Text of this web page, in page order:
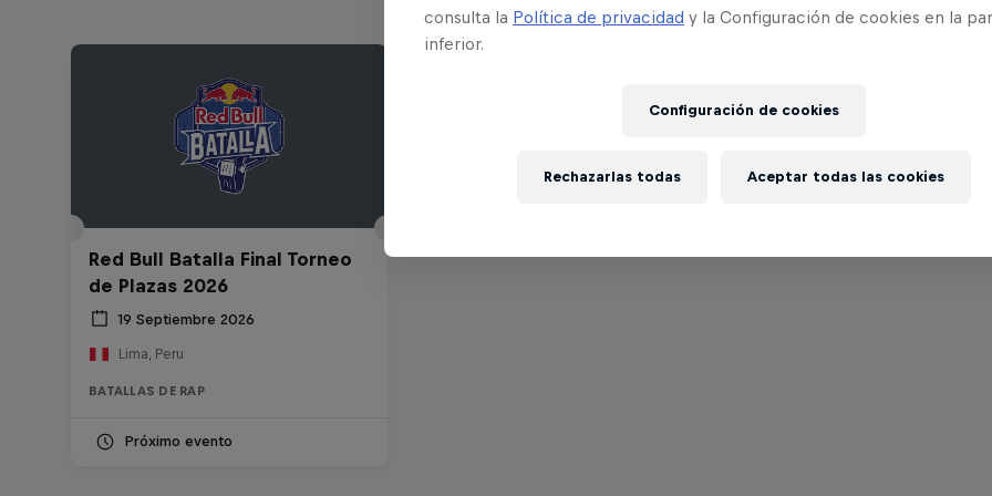
Red Bull Batalla Final Torneo
de Plazas 2026
19 Septiembre 2026
Lima, Peru
BATALLAS DE RAP
Próximo evento
consulta la Política de privacidad y la Configuración de cookies en la
inferior.
Configuración de cookies
Rechazarlas todas Aceptar todas las cookies